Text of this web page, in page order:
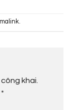
.
khai.
*